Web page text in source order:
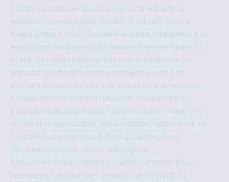
03223.ruufille.rukrasotata.ruprazdnikdushi.ru
veetbox.rucinemapost.ruciam-fr.rukraft-you.ru
mega-press.ru03223.ruweb-explore.ru rastenuya.ru
eurovision-russia.rustrah-news.rufreeride-team.ru
itrack-24.rusexshopexpress.ruautostudiopro.ru
alabuga-cityhotel.rupornv.ruatlantpereezd.ru
bud-em-znakomye.rua-cdc.ruelektrostal-news.ru
korolevremont-market.rubudem-znakomye.ru
oooagrosnab.rufpodaso.ruemfire.rupro-otdelky.ru
ukrasotki.ruseksuzbek.ruseks-uzbek.ruporno-vk.ru
sovratili.ruolecoon.ruvd-dosug.ruadonyev.ru
rbc-news.ruporno-skvirt.rukrospr.ru
13autor-kolonka.rusormol.ru2rich.ru hostel-65.ru
hostserve.ruporno-na-russkom.ru mishinlab.ru